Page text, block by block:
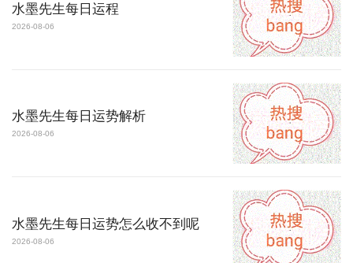
水墨先生每日运程
2026-08-06
水墨先生每日运势解析
2026-08-06
水墨先生每日运势怎么收不到呢
2026-08-06